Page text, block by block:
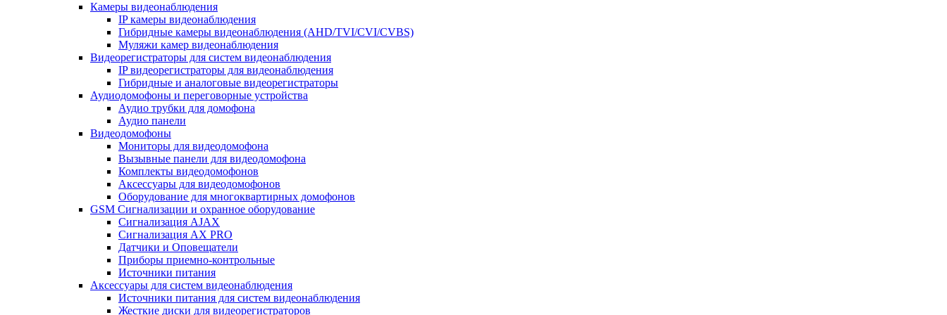
Камеры видеонаблюдения
IP камеры видеонаблюдения
Гибридные камеры видеонаблюдения (AHD/TVI/CVI/CVBS)
Муляжи камер видеонаблюдения
Видеорегистраторы для систем видеонаблюдения
IP видеорегистраторы для видеонаблюдения
Гибридные и аналоговые видеорегистраторы
Аудиодомофоны и переговорные устройства
Аудио трубки для домофона
Аудио панели
Видеодомофоны
Мониторы для видеодомофона
Вызывные панели для видеодомофона
Комплекты видеодомофонов
Аксессуары для видеодомофонов
Оборудование для многоквартирных домофонов
GSM Сигнализации и охранное оборудование
Сигнализация AJAX
Сигнализация AX PRO
Датчики и Оповещатели
Приборы приемно-контрольные
Источники питания
Аксессуары для систем видеонаблюдения
Источники питания для систем видеонаблюдения
Жесткие диски для видеорегистраторов